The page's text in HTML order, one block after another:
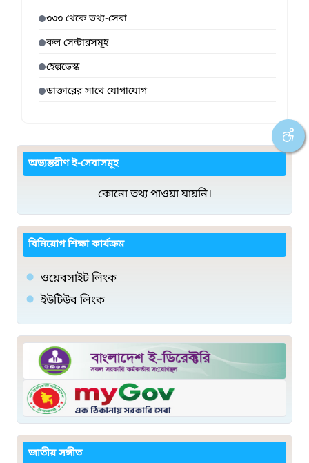
৩৩৩ থেকে তথ্য-সেবা
কল সেন্টারসমূহ
হেল্পডেস্ক
ডাক্তারের সাথে যোগাযোগ
অভ্যন্তরীণ ই-সেবাসমূহ
কোনো তথ্য পাওয়া যায়নি।
বিনিয়োগ শিক্ষা কার্যক্রম
ওয়েবসাইট লিংক
ইউটিউব লিংক
জাতীয় সঙ্গীত